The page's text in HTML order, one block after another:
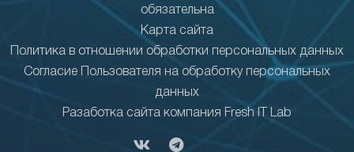
обязательна
Карта сайта
Политика в отношении обработки персональных данных
Согласие Пользователя на обработку персональных
данных
Разаботка сайта компания Fresh IT Lab